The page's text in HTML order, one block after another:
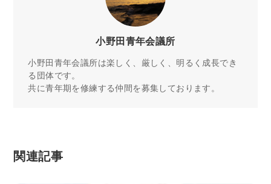
小野田青年会議所
小野田青年会議所は楽しく、厳しく、明るく成長でき
る団体です。
共に青年期を修練する仲間を募集しております。
関連記事